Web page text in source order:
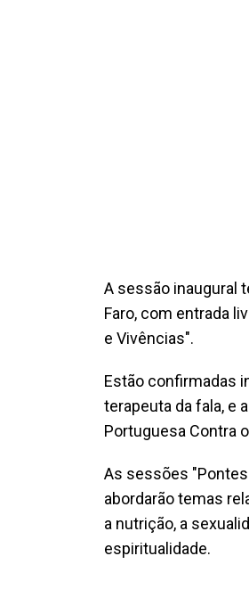
A sessão inaugural
Faro, com entrada
e Vivências".
Estão confirmadas
terapeuta da fala, e
Portuguesa Contra
As sessões
abordarão temas
a nutrição, a
espiritualidade.